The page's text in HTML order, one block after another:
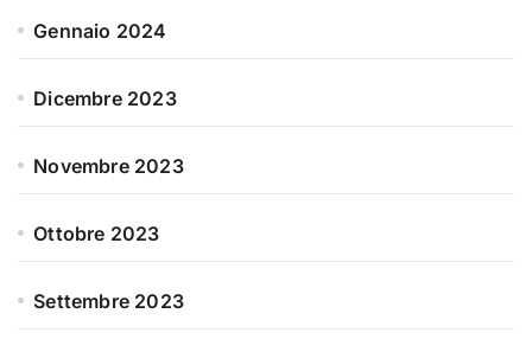
Gennaio 2024
Dicembre 2023
Novembre 2023
Ottobre 2023
Settembre 2023